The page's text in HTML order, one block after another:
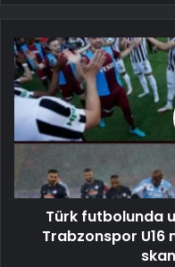
Türk futbolunda
Trabzonspor U16